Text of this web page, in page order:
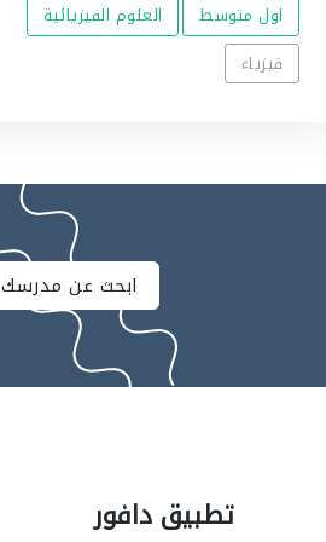
اول متوسط
العلوم الفيزيائية
فيزياء
ابحث عن مدرسك
تطبيق دافور